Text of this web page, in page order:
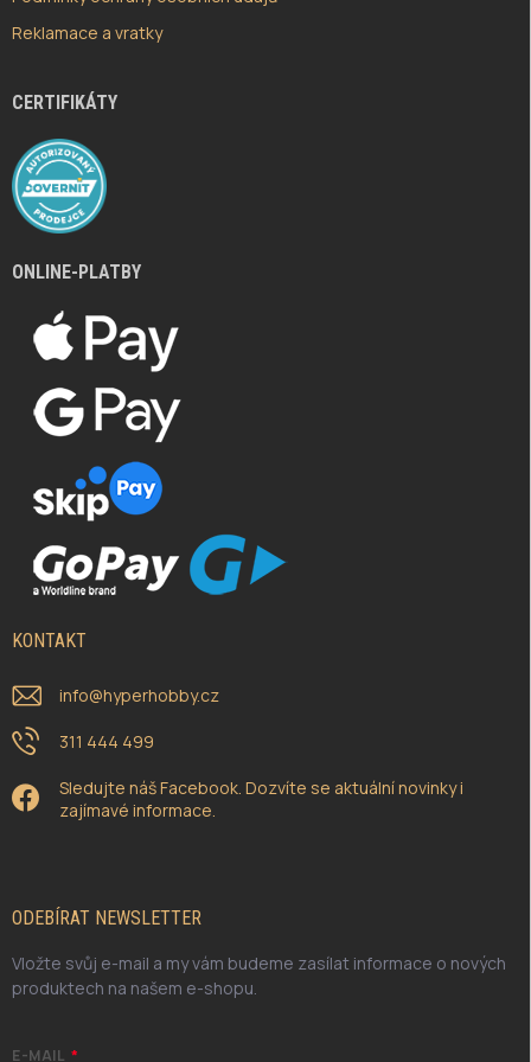
Reklamace a vratky
CERTIFIKÁTY
ONLINE-PLATBY
KONTAKT
info@hyperhobby.cz
311 444 499
Sledujte náš Facebook. Dozvíte se aktuální novinky i
zajímavé informace.
ODEBÍRAT NEWSLETTER
Vložte svůj e-mail a my vám budeme zasílat informace o nových
produktech na našem e-shopu.
E-MAIL